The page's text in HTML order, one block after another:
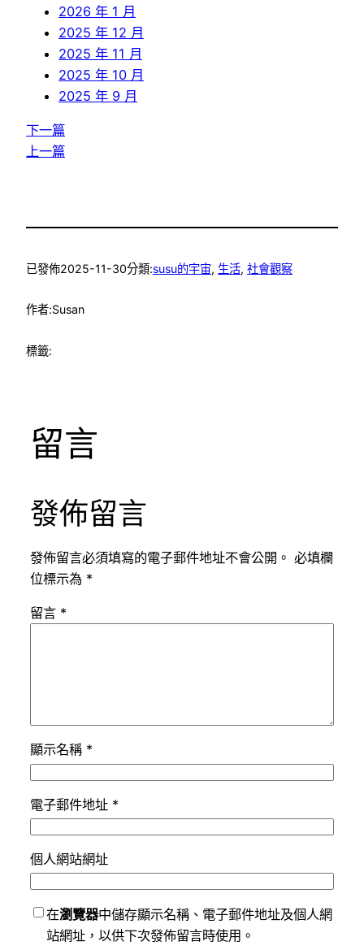
2026 年 1 月
2025 年 12 月
2025 年 11 月
2025 年 10 月
2025 年 9 月
下一篇
上一篇
已發佈2025-11-30分類:susu的宇宙, 生活, 社會觀察
作者:Susan
標籤:
留言
發佈留言
發佈留言必須填寫的電子郵件地址不會公開。 必填欄
位標示為 *
留言 *
顯示名稱 *
電子郵件地址 *
個人網站網址
在瀏覽器中儲存顯示名稱、電子郵件地址及個人網
站網址，以供下次發佈留言時使用。